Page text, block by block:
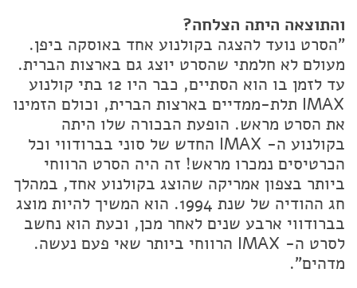
והתוצאה היתה הצלחה?
"הסרט נועד להצגה בקולנוע אחד באוסקה ביפן.
מעולם לא חלמתי שהסרט יוצג גם בארצות הברית.
עד לזמן בו הוא הסתיים, כבר היו 12 בתי קולנוע
IMAX תלת-ממדיים בארצות הברית, וכולם הזמינו
את הסרט מראש. הופעת הבכורה שלו היתה
בקולנוע ה- IMAX החדש של סוני בברודווי וכל
הכרטיסים נמכרו מראש! זה היה הסרט הרווחי
ביותר בצפון אמריקה שהוצג בקולנוע אחד, במהלך
חג ההודיה של שנת 1994. הוא המשיך להיות מוצג
בברודווי ארבע שנים לאחר מכן, וכעת הוא נחשב
לסרט ה- IMAX הרווחי ביותר שאי פעם נעשה.
מדהים".